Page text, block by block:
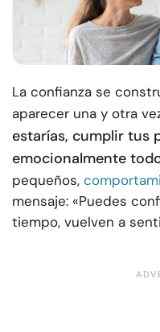
La confianza se
aparecer una y otra
estarías, cumplir tus
emocionalmente
pequeños,
mensaje: «Puedes
tiempo, vuelven a